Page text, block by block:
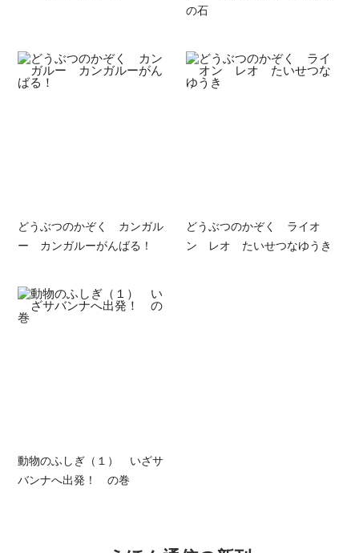
の石
どうぶつのかぞく カンガル
ー カンガルーがんばる！
どうぶつのかぞく ライオ
ン レオ たいせつなゆうき
動物のふしぎ（１） いざサ
バンナへ出発！ の巻